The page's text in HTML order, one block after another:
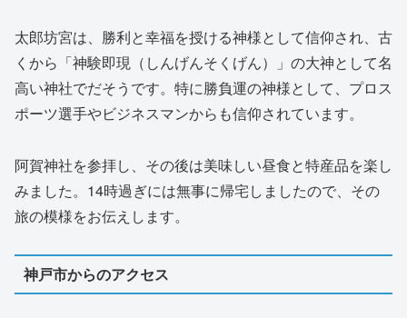
太郎坊宮は、勝利と幸福を授ける神様として信仰され、古
くから「神験即現（しんげんそくげん）」の大神として名
高い神社でだそうです。特に勝負運の神様として、プロス
ポーツ選手やビジネスマンからも信仰されています。
阿賀神社を参拝し、その後は美味しい昼食と特産品を楽し
みました。14時過ぎには無事に帰宅しましたので、その
旅の模様をお伝えします。
神戸市からのアクセス